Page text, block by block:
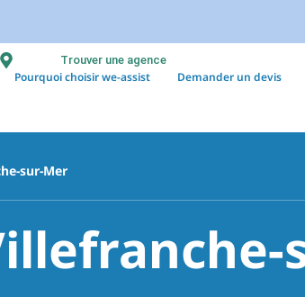
Trouver une agence
Pourquoi choisir we-assist Demander un devis
sur-Mer